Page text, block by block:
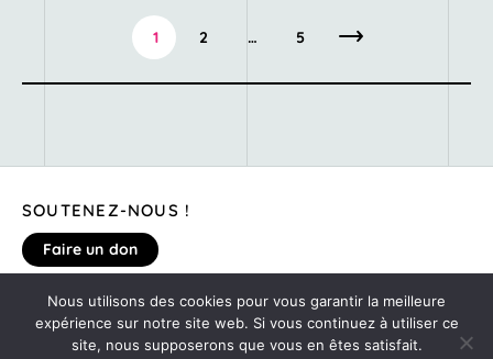
1 2 … 5
SOUTENEZ-NOUS !
Faire un don
MENTIONS LÉGALES
DONNEZ VOTRE AVIS SUR LE SITE
Nous utilisons des cookies pour vous garantir la meilleure
expérience sur notre site web. Si vous continuez à utiliser ce
site, nous supposerons que vous en êtes satisfait.